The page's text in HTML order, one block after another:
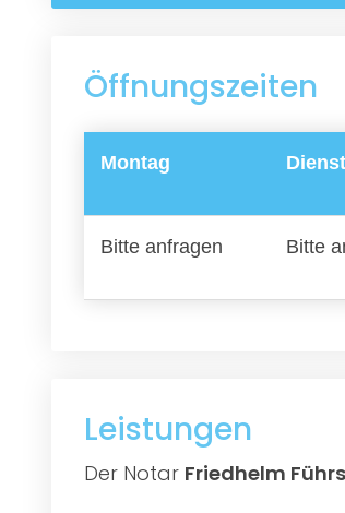
Öffnungszeiten
Montag
Bitte anfragen Bitte
Leistungen
Der Notar Friedhelm